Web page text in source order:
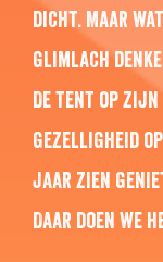
dicht. Maar
glimlach
De tent op zijn
gezelligheid
jaar zien
Daar doen we